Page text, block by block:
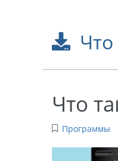
Что
Что
Программы